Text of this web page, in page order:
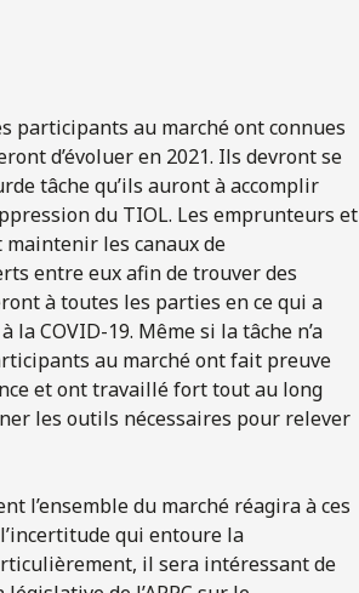
participants au marché ont connues
d’évoluer en 2021. Ils devront se
tâche qu’ils auront à accomplir
du TIOL. Les emprunteurs et
les canaux de
entre eux afin de trouver des
à toutes les parties en ce qui a
COVID-19. Même si la tâche n’a
au marché ont fait preuve
et ont travaillé fort tout au long
les outils nécessaires pour relever
l’ensemble du marché réagira à ces
qui entoure la
il sera intéressant de